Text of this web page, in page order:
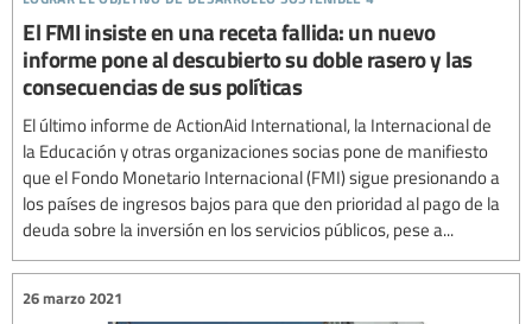
El FMI insiste en una receta fallida: un nuevo
informe pone al descubierto su doble rasero y las
consecuencias de sus políticas
El último informe de ActionAid International, la Internacional de
la Educación y otras organizaciones socias pone de manifiesto
que el Fondo Monetario Internacional (FMI) sigue presionando a
los países de ingresos bajos para que den prioridad al pago de la
deuda sobre la inversión en los servicios públicos, pese a...
26 marzo 2021